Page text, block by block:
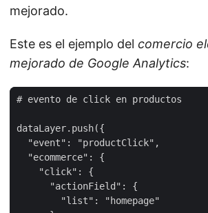
mejorado.
Este es el ejemplo del comercio
mejorado de Google Analytics: